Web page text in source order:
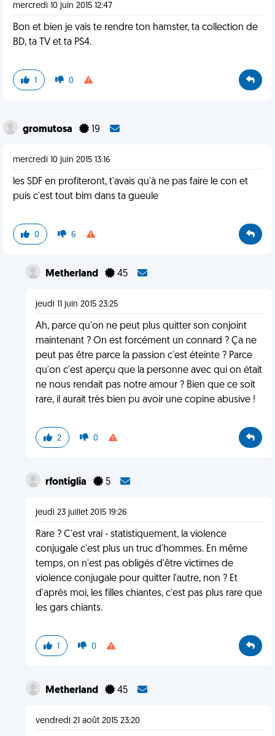
mercredi 10 juin 2015 12:47
Bon et bien je vais te rendre ton hamster, ta collection de
BD, ta TV et ta PS4.
1 0
gromutosa 19
mercredi 10 juin 2015 13:16
les SDF en profiteront, t'avais qu'à ne pas faire le con et
puis c'est tout bim dans ta gueule
0 6
Metherland 45
jeudi 11 juin 2015 23:25
Ah, parce qu'on ne peut plus quitter son conjoint
maintenant ? On est forcément un connard ? Ça ne
peut pas être parce la passion c'est éteinte ? Parce
qu'on c'est aperçu que la personne avec qui on était
ne nous rendait pas notre amour ? Bien que ce soit
rare, il aurait très bien pu avoir une copine abusive !
2 0
rfontiglia 5
jeudi 23 juillet 2015 19:26
Rare ? C'est vrai - statistiquement, la violence
conjugale c'est plus un truc d'hommes. En même
temps, on n'est pas obligés d'être victimes de
violence conjugale pour quitter l'autre, non ? Et
d'après moi, les filles chiantes, c'est pas plus rare que
les gars chiants.
1 0
Metherland 45
vendredi 21 août 2015 23:20